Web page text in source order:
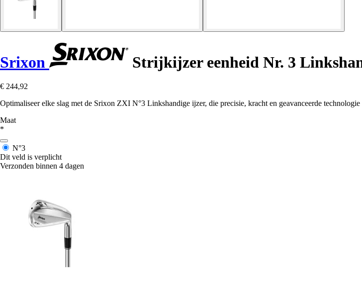
Srixon Strijkijzer eenheid Nr. 3
€ 244,92
Optimaliseer elke slag met de Srixon ZXI N°3 Linkshandige ijzer, die precisie, kracht en geavanceerde
Maat
*
N°3
Dit veld is verplicht
Verzonden binnen 4 dagen